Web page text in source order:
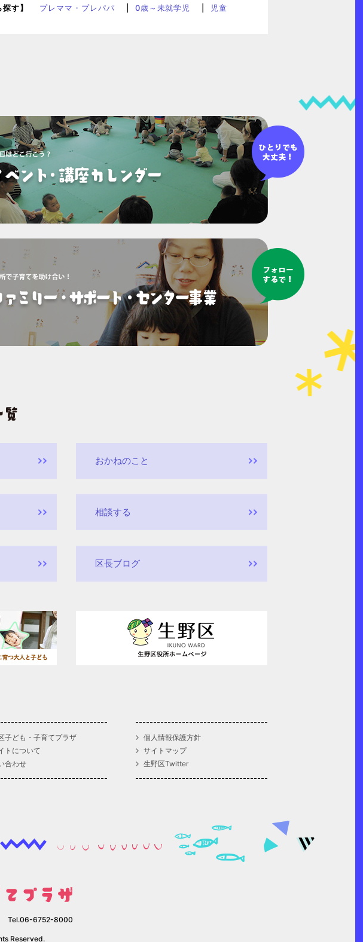
す】 プレママ・プレパパ 0歳～未就学児 児童
おかねのこと
相談する
区長ブログ
子ども・子育てプラザ
トについて
合わせ
個人情報保護方針
サイトマップ
生野区Twitter
Tel.06-6752-8000
Reserved.